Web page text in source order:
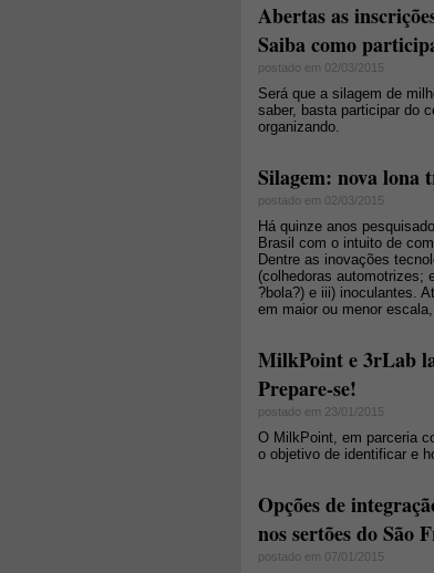
Abertas as
Saiba como
postado em 02/03/2015
Será que a silagem de
saber, basta participar do
organizando.
Silagem: nova lona
postado em 02/03/2015
Há quinze anos
Brasil com o intuito de
Dentre as inovações
(colhedoras automotrizes;
?bola?) e iii) inoculantes.
em maior ou menor
MilkPoint e 3rLab
Prepare-se!
postado em 23/01/2015
O MilkPoint, em parceria
o objetivo de identificar e
Opções de
nos sertões do São
postado em 07/01/2015